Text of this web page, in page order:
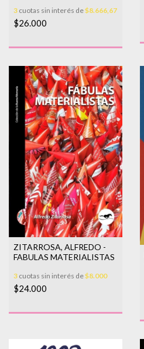
3 cuotas sin interés de$8.666,67
$26.000
ZITARROSA, ALFREDO -
FABULAS MATERIALISTAS
3 cuotas sin interés de$8.000
$24.000